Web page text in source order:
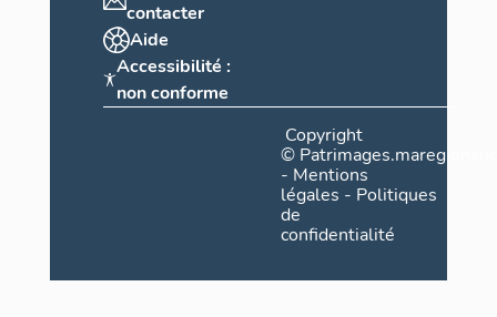
contacter
Aide
Accessibilité :
non conforme
Copyright
©
- Mentions
légales - Politiques
de
confidentialité